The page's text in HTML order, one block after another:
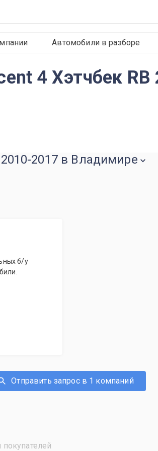
Автомобили в разборе
4 Хэтчбек
2017 в Владимире
б/у
Отправить запрос в 1 компаний
покупателей